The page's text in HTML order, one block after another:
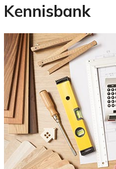
Kennisbank